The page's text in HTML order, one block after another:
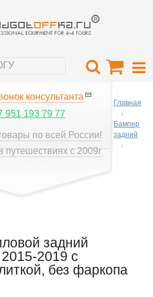
консультанта
951 193 79 77
по всей России!
путешествиях с 2009г
Главная
Бампер
задний
задний
2019 с
без фаркопа